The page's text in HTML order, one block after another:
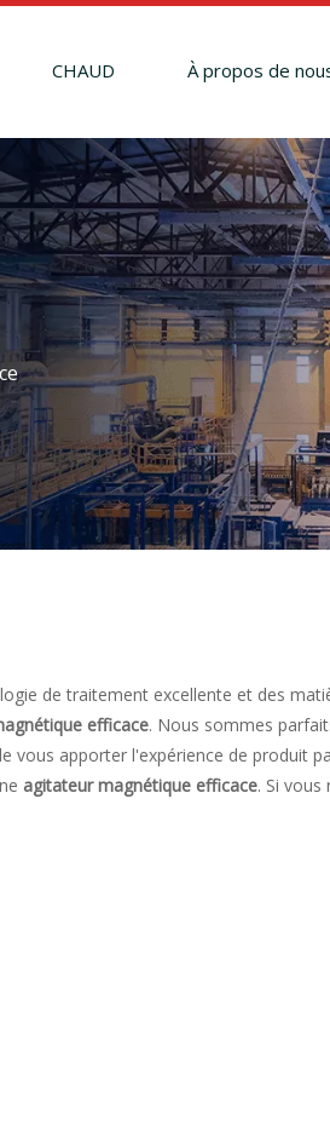
CHAUD À propos de
de traitement excellente et des
efficace. Nous sommes
vous apporter l'expérience de produit
agitateur magnétique efficace. Si vous